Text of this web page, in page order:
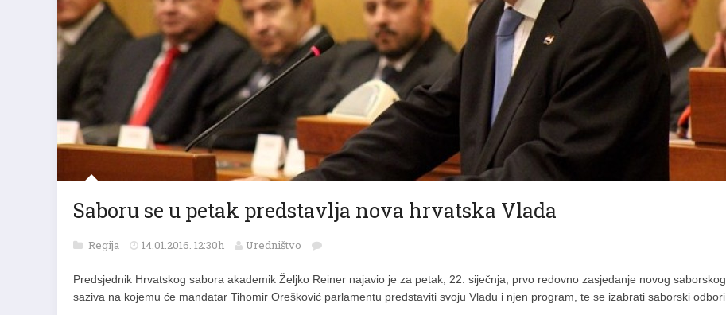
Saboru se u petak predstavlja nova hrvatska Vlada
Regija 14.01.2016. 12:30h Uredništvo
Predsjednik Hrvatskog sabora akademik Željko Reiner najavio je za petak, 22. siječnja, prvo redovno zasjedanje novog saborskog
saziva na kojemu će mandatar Tihomir Orešković parlamentu predstaviti svoju Vladu i njen program, te se izabrati saborski odbori.